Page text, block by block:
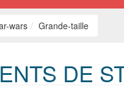
wars Grande-taille
DE